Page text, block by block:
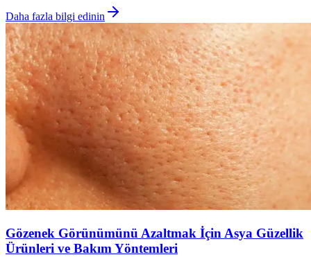
Daha fazla bilgi edinin
Gözenek Görünümünü Azaltmak İçin Asya Güzellik
Ürünleri ve Bakım Yöntemleri